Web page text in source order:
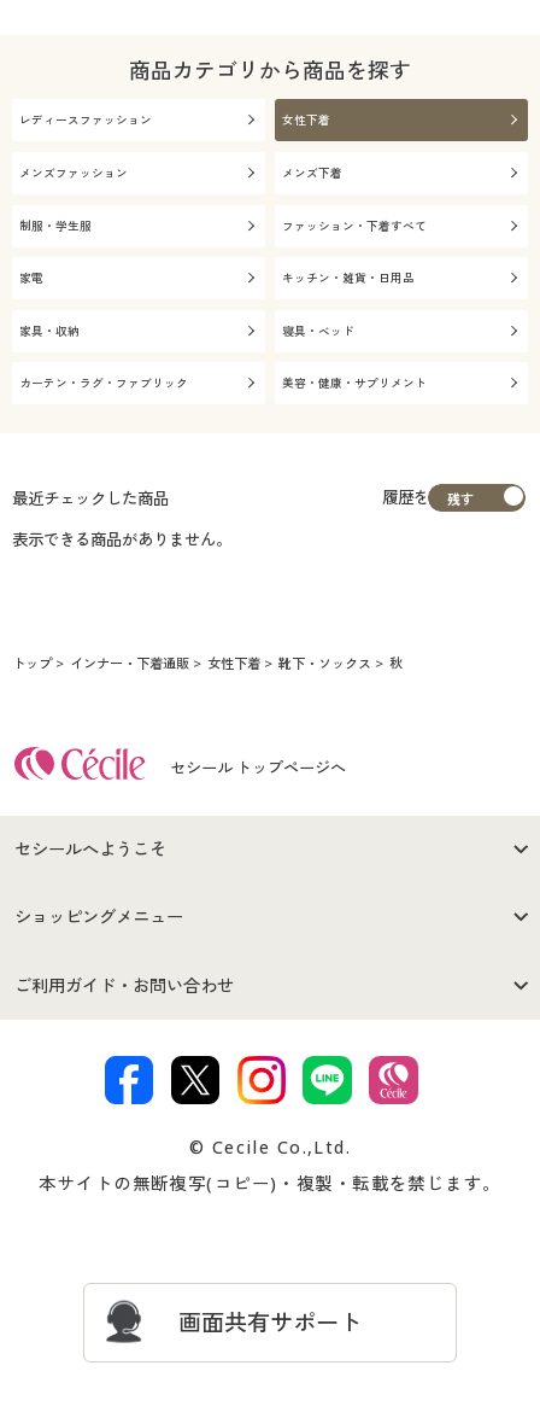
商品カテゴリから商品を探す
レディースファッション 女性下着
メンズファッション メンズ下着
制服・学生服 ファッション・下着すべて
家電 キッチン・雑貨・日用品
家具・収納 寝具・ベッド
カーテン・ラグ・ファブリック 美容・健康・サプリメント
最近チェックした商品
履歴を
表示できる商品がありません。
トップ インナー・下着通販 女性下着 靴下・ソックス 秋
セシール トップページへ
セシールへようこそ
はじめての方へ
セシールご利用規約
著作権・商標について 会社案内
ショッピングメニュー
商品カテゴリ
プレゼント＆キャンペーン サイトマップ
ご利用ガイド・お問い合わせ
交換・返品は お支払は
ついて
忘れの場合
© Cecile Co.,Ltd.
本サイトの無断複写(コピー)・複製・転載を禁じます。
画面共有サポート